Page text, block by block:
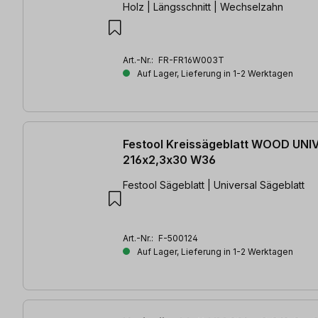
Holz | Längsschnitt | Wechselzahn
Art.-Nr.: FR-FR16W003T
Auf Lager, Lieferung in 1-2 Werktagen
Festool Kreissägeblatt WOOD
216x2,3x30 W36
Festool Sägeblatt | Universal Sägeblatt
Art.-Nr.: F-500124
Auf Lager, Lieferung in 1-2 Werktagen